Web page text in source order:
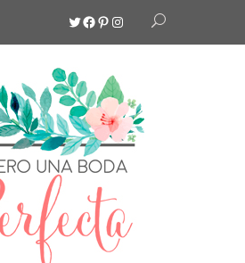
Twitter
Facebook
Pinterest
Instagram